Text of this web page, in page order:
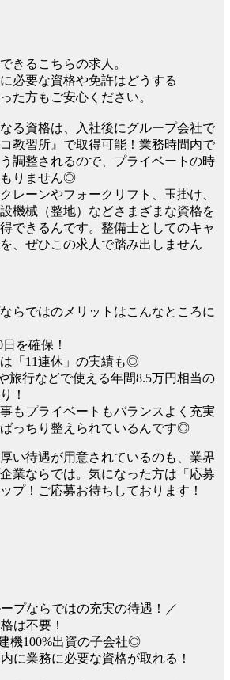
きるこちらの求人。
に必要な資格や免許はどうする
た方もご安心ください。
る資格は、入社後にグループ会社で
教習所』で取得可能！業務時間内で
調整されるので、プライベートの時
りません◎
レーンやフォークリフト、玉掛け、
機械（整地）などさまざまな資格を
できるんです。整備士としてのキャ
、ぜひこの求人で踏み出しません
らではのメリットはこんなところに
を確保！
「11連休」の実績も◎
旅行などで使える年間8.5万円相当の
！
もプライベートもバランスよく充実
っちり整えられているんです◎
い待遇が用意されているのも、業界
業ならでは。気になった方は「応募
プ！ご応募お待ちしております！
プならではの充実の待遇！／
は不要！
機100%出資の子会社◎
に業務に必要な資格が取れる！